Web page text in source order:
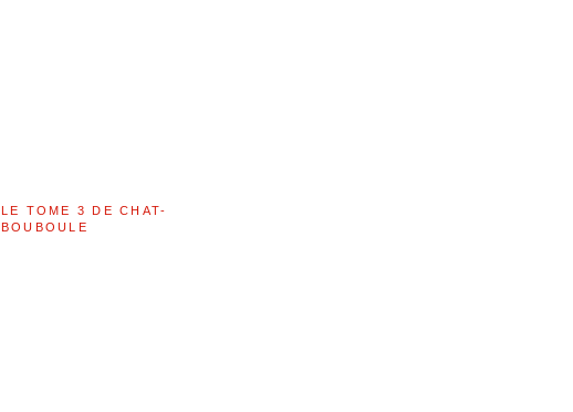
LE TOME 3 DE CHAT-
BOUBOULE